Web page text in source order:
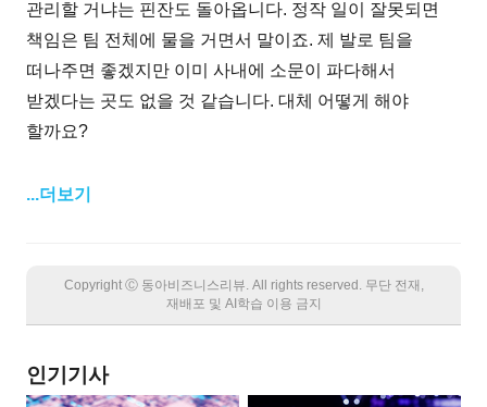
관리할 거냐는 핀잔도 돌아옵니다. 정작 일이 잘못되면
책임은 팀 전체에 물을 거면서 말이죠. 제 발로 팀을
떠나주면 좋겠지만 이미 사내에 소문이 파다해서
받겠다는 곳도 없을 것 같습니다. 대체 어떻게 해야
할까요?
...더보기
Copyright Ⓒ 동아비즈니스리뷰. All rights reserved. 무단 전재,
재배포 및 AI학습 이용 금지
인기기사